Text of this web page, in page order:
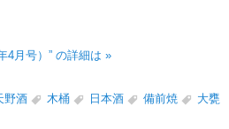
4月号）” の詳細は »
野酒 木桶 日本酒 備前焼 大甕